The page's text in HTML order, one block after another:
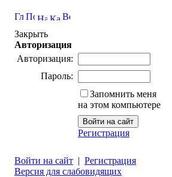
Закрыть
Авторизация
Авторизация:
Пароль:
Запомнить меня
на этом компьютере
Регистрация
Войти на сайт | Регистрация
Версия для слабовидящих